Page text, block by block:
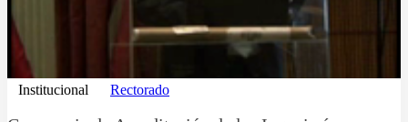
Institucional Rectorado